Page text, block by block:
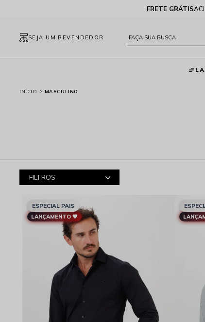
FRETE GRÁTIS
SEJA UM REVENDEDOR
INÍCIO MASCULINO
FILTROS
LANÇAMENTO 🖤
ESPECIAL PAIS